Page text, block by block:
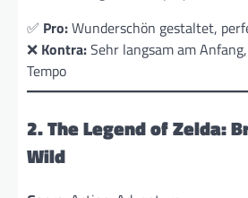
✅ Pro:Wunderschön gestaltet,
❌ Kontra:Sehr langsam am
Tempo
2. The Legend of Zelda:
Wild